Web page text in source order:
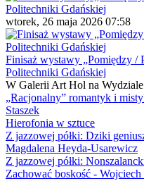
wtorek, 26 maja 2026 07:58
Finisaż wystawy „Pomiędzy /
Politechniki Gdańskiej
W Galerii Art Hol na
„Racjonalny” romantyk i
Staszek
Hierofonia w sztuce
Z jazzowej półki: Dziki
Magdalena Heyda-Usarewicz
Z jazzowej półki:
Zachować boskość - Wojciech